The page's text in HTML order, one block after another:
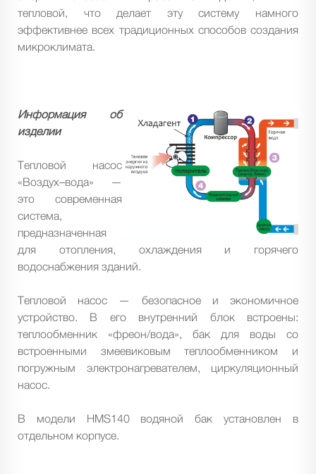
тепловой, что делает эту систему намного
эффективнее всех традиционных способов создания
микроклимата.
Информация об
изделии
Тепловой насос
«Воздух–вода» —
это современная
система,
предназначенная
для отопления, охлаждения и горячего
водоснабжения зданий.
Тепловой насос — безопасное и экономичное
устройство. В его внутренний блок встроены:
теплообменник «фреон/вода», бак для воды со
встроенными змеевиковым теплообменником и
погружным электронагревателем, циркуляционный
насос.
В модели HMS140 водяной бак установлен в
отдельном корпусе.